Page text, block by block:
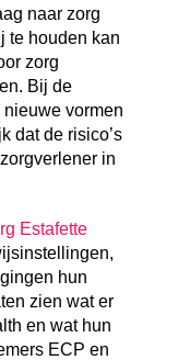
naar zorg
te houden kan
zorg
Bij de
vormen
dat de risico’s
in
Estafette
hun
zien wat er
en wat hun
ECP en